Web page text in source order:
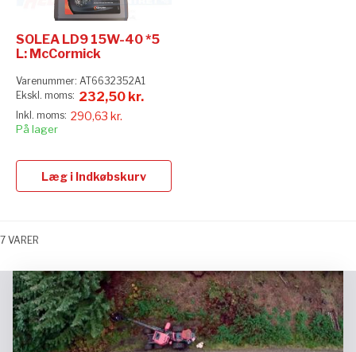
290,63 kr.
232,50 kr.
SOLEA LD9 15W-40 *5
L: McCormick
Varenummer: AT6632352A1
På lager
Læg i Indkøbskurv
7 VARER